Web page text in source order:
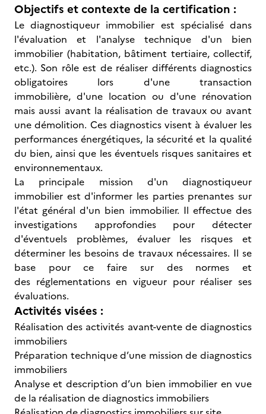
Objectifs et contexte de la certification :
Le diagnostiqueur immobilier est spécialisé dans
l'évaluation et l'analyse technique d'un bien
immobilier (habitation, bâtiment tertiaire, collectif,
etc.). Son rôle est de réaliser différents diagnostics
obligatoires lors d'une transaction
immobilière, d'une location ou d'une rénovation
mais aussi avant la réalisation de travaux ou avant
une démolition. Ces diagnostics visent à évaluer les
performances énergétiques, la sécurité et la qualité
du bien, ainsi que les éventuels risques sanitaires et
environnementaux.
La principale mission d'un diagnostiqueur
immobilier est d'informer les parties prenantes sur
l'état général d'un bien immobilier. Il effectue des
investigations approfondies pour détecter
d'éventuels problèmes, évaluer les risques et
déterminer les besoins de travaux nécessaires. Il se
base pour ce faire sur des normes et
des réglementations en vigueur pour réaliser ses
évaluations.
Activités visées :
Réalisation des activités avant-vente de diagnostics
immobiliers
Préparation technique d’une mission de diagnostics
immobiliers
Analyse et description d’un bien immobilier en vue
de la réalisation de diagnostics immobiliers